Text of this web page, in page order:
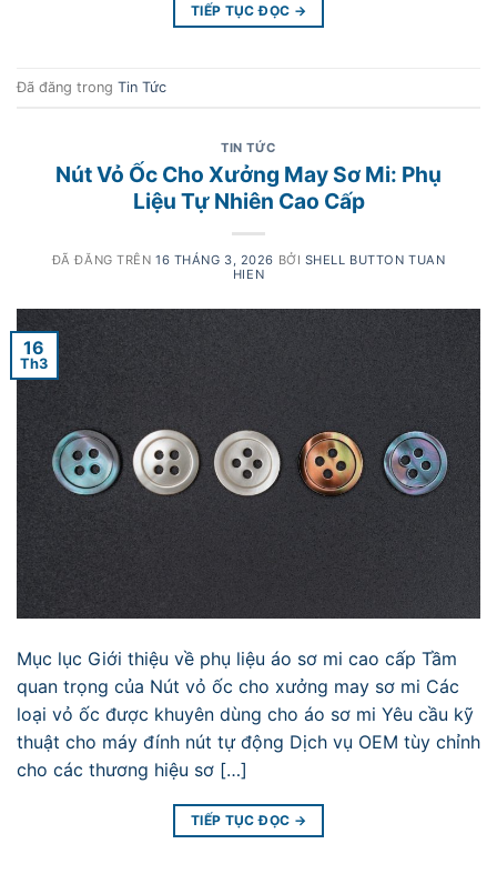
TIẾP TỤC ĐỌC →
Đã đăng trong Tin Tức
TIN TỨC
Nút Vỏ Ốc Cho Xưởng May Sơ Mi: Phụ
Liệu Tự Nhiên Cao Cấp
ĐÃ ĐĂNG TRÊN 16 THÁNG 3, 2026 BỞI SHELL BUTTON TUAN
HIEN
16
Th3
Mục lục Giới thiệu về phụ liệu áo sơ mi cao cấp Tầm
quan trọng của Nút vỏ ốc cho xưởng may sơ mi Các
loại vỏ ốc được khuyên dùng cho áo sơ mi Yêu cầu kỹ
thuật cho máy đính nút tự động Dịch vụ OEM tùy chỉnh
cho các thương hiệu sơ […]
TIẾP TỤC ĐỌC →